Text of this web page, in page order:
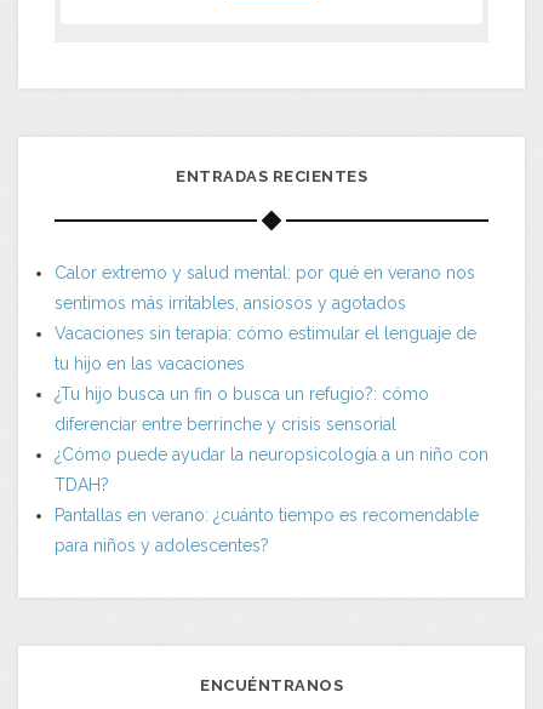
ENTRADAS RECIENTES
Calor extremo y salud mental: por qué en verano nos
sentimos más irritables, ansiosos y agotados
Vacaciones sin terapia: cómo estimular el lenguaje de
tu hijo en las vacaciones
¿Tu hijo busca un fin o busca un refugio?: cómo
diferenciar entre berrinche y crisis sensorial
¿Cómo puede ayudar la neuropsicología a un niño con
TDAH?
Pantallas en verano: ¿cuánto tiempo es recomendable
para niños y adolescentes?
ENCUÉNTRANOS